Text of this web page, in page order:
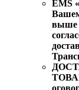
EMS
Вашем
выше